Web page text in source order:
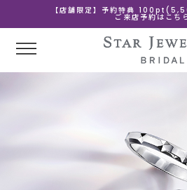
【店舗限定】予約特典
ご来店予約はこち